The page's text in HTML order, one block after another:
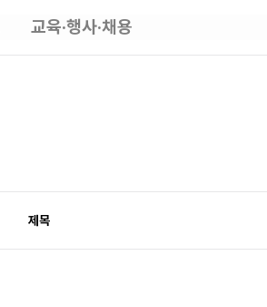
교육·행사·채용
제목